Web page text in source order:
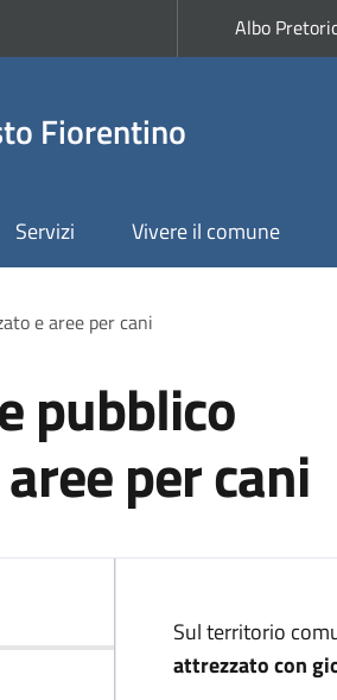
Albo
Fiorentino
Servizi Vivere il comune
e aree per cani
pubblico
per cani
Sul territorio
attrezzato con